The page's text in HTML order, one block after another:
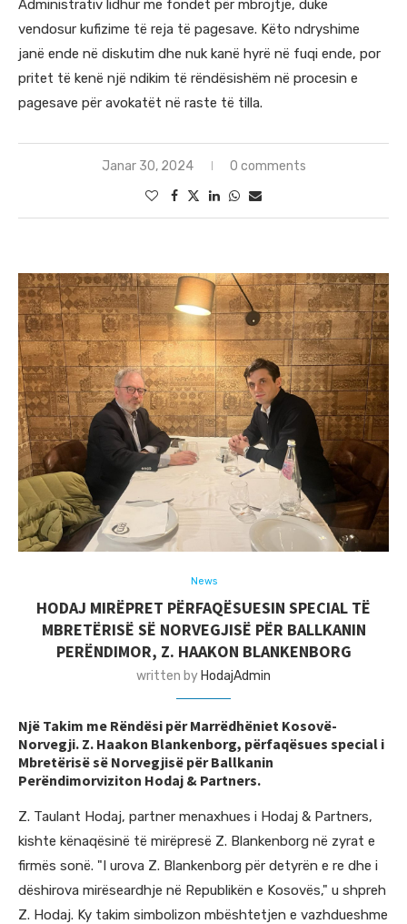
Administrativ lidhur me fondet për mbrojtje, duke
vendosur kufizime të reja të pagesave. Këto ndryshime
janë ende në diskutim dhe nuk kanë hyrë në fuqi ende, por
pritet të kenë një ndikim të rëndësishëm në procesin e
pagesave për avokatët në raste të tilla.
Janar 30, 2024 0 comments
News
HODAJ MIRËPRET PËRFAQËSUESIN SPECIAL TË
MBRETËRISË SË NORVEGJISË PËR BALLKANIN
PERËNDIMOR, Z. HAAKON BLANKENBORG
written by HodajAdmin
Një Takim me Rëndësi për Marrëdhëniet Kosovë-
Norvegji. Z. Haakon Blankenborg, përfaqësues special i
Mbretërisë së Norvegjisë për Ballkanin
Perëndimorviziton Hodaj & Partners.
Z. Taulant Hodaj, partner menaxhues i Hodaj & Partners,
kishte kënaqësinë të mirëpresë Z. Blankenborg në zyrat e
firmës sonë. "I urova Z. Blankenborg për detyrën e re dhe i
dëshirova mirëseardhje në Republikën e Kosovës," u shpreh
Z. Hodaj. Ky takim simbolizon mbështetjen e vazhdueshme